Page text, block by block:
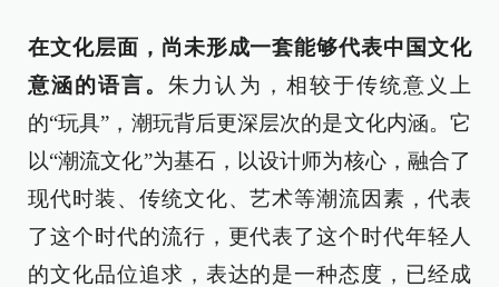
在文化层面，尚未形成一套能够代表中国文化
意涵的语言。朱力认为，相较于传统意义上
的“玩具”，潮玩背后更深层次的是文化内涵。它
以“潮流文化”为基石，以设计师为核心，融合了
现代时装、传统文化、艺术等潮流因素，代表
了这个时代的流行，更代表了这个时代年轻人
的文化品位追求，表达的是一种态度，已经成